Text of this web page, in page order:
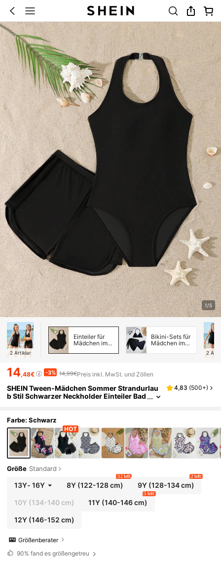
1/5
2 Artiklar
Einteiler für
Mädchen im
Bikini-Sets für
Mädchen im
2
14,48€ -3% 14,99€Preis inkl. MwSt. und Zöllen
SHEIN Tween-Mädchen Sommer Strandurlau
b Stil Schwarzer Neckholder Einteiler Bad
4,83 (500+)
Farbe: Schwarz
Größe Standard
13Y- 16Y 8Y (122-128 cm)
12 left
9Y (128-134 cm)
2 left
10Y (134-140 cm) 11Y (140-146 cm)
5 left
12Y(146-152 cm)
Größenberater
90% fand es größengetreu